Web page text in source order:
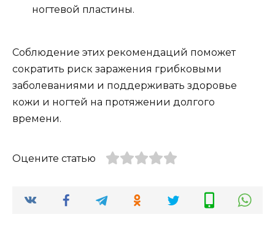
ногтевой пластины.
Соблюдение этих рекомендаций поможет
сократить риск заражения грибковыми
заболеваниями и поддерживать здоровье
кожи и ногтей на протяжении долгого
времени.
Оцените статью